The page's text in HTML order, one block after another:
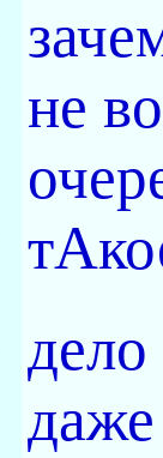
не
даже